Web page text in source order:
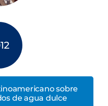
sobre
de agua dulce